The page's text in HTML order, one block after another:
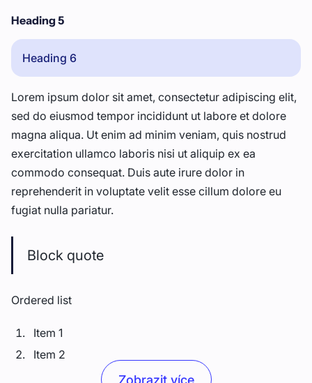
Heading 5
Heading 6
Lorem ipsum dolor sit amet, consectetur adipiscing elit,
sed do eiusmod tempor incididunt ut labore et dolore
magna aliqua. Ut enim ad minim veniam, quis nostrud
exercitation ullamco laboris nisi ut aliquip ex ea
commodo consequat. Duis aute irure dolor in
reprehenderit in voluptate velit esse cillum dolore eu
fugiat nulla pariatur.
Block quote
Ordered list
Item 1
Item 2
Zobrazit více